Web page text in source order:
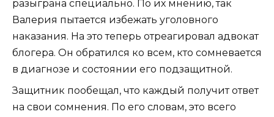
разыграна специально. По их мнению, так
Валерия пытается избежать уголовного
наказания. На это теперь отреагировал адвокат
блогера. Он обратился ко всем, кто сомневается
в диагнозе и состоянии его подзащитной.
Защитник пообещал, что каждый получит ответ
на свои сомнения. По его словам, это всего